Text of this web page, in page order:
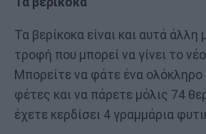
Τα βερίκοκα είναι και αυτά άλλη
τροφή που μπορεί να γίνει το
Μπορείτε να φάτε ένα ολόκληρο
φέτες και να πάρετε μόλις 74
έχετε κερδίσει 4 γραμμάρια